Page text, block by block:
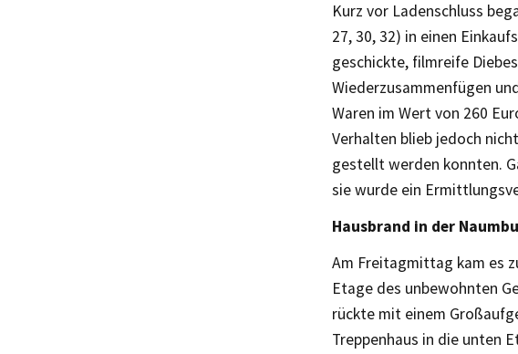
Kurz vor Ladenschluss
27, 30, 32) in einen
geschickte, filmreife
Wiederzusammenfügen
Waren im Wert von 260
Verhalten blieb jedoch
gestellt werden konnten.
sie wurde ein
Hausbrand in der
Am Freitagmittag kam es
Etage des unbewohnten
rückte mit einem
Treppenhaus in die unten